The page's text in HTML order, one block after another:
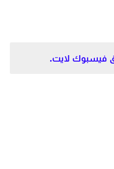
فيسبوك لايت.